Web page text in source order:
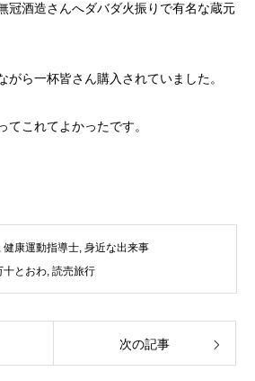
冠酒造さんへダバダ火振りで有名な蔵元
がら一杯皆さん購入されていました。
てこれてよかったです。
, 健康運動指導士, 身近な出来事
十とおわ, 読売旅行
次の記事